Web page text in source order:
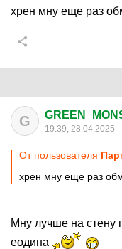
хрен мну еще раз
G 19:39, 28.04.2025
От пользователя
хрен мну еще раз
Мну лучше на стену
еодина